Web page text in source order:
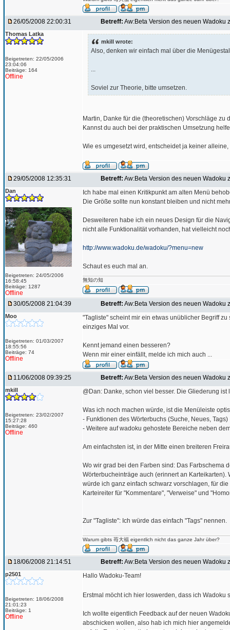
26/05/2008 22:00:31 Betreff: Aw:Beta Version des neuen Wadoku
Thomas Latka
Beigetreten: 22/05/2006
23:04:06
Beiträge: 164
Offline
mkill wrote:
Also, denken wir einfach mal über die
Soviel zur Theorie, bitte umsetzen.
Martin, Danke für die (theoretischen) Vorschläge
Kannst du auch bei der praktischen Umsetzung
Wie es umgesetzt wird, entscheidet ja keiner
29/05/2008 12:35:31 Betreff: Aw:Beta Version des neuen Wadoku
Dan
Beigetreten: 24/05/2006
16:58:45
Beiträge: 1287
Offline
Ich habe mal einen Kritikpunkt am alten Menü
Die Größe sollte nun konstant bleiben und nicht
Desweiteren habe ich ein neues Design für die
nicht alle Funktionalität vorhanden, hat vielleicht
http://www.wadoku.de/wadoku/?menu=new
Schaut es euch mal an.
無知の知
30/05/2008 21:04:39 Betreff: Aw:Beta Version des neuen Wadoku
Moo
Beigetreten: 01/03/2007
18:55:56
Beiträge: 74
Offline
"Tagliste" scheint mir ein etwas unüblicher Begriff
einziges Mal vor.
Kennt jemand einen besseren?
Wenn mir einer einfällt, melde ich mich auch ...
11/06/2008 09:39:25 Betreff: Aw:Beta Version des neuen Wadoku
mkill
Beigetreten: 23/02/2007
15:27:28
Beiträge: 460
Offline
@Dan: Danke, schon viel besser. Die Gliederung
Was ich noch machen würde, ist die Menüleiste
- Funktionen des Wörterbuchs (Suche, Neues, Tags)
- Weitere auf wadoku gehostete Bereiche neben
Am einfachsten ist, in der Mitte einen breiteren
Wo wir grad bei den Farben sind: Das Farbschema
Wörterbucheinträge auch (erinnert an
würde ich ganz einfach schwarz vorschlagen, für
Karteireiter für "Kommentare", "Verweise" und
Zur "Tagliste": Ich würde das einfach "Tags" nennen.
Warum gibts 苺大福 eigentlich nicht das ganze Jahr über?
18/06/2008 21:14:51 Betreff: Aw:Beta Version des neuen Wadoku
p2501
Beigetreten: 18/06/2008
21:01:23
Beiträge: 1
Offline
Hallo Wadoku-Team!
Erstmal möcht ich hier loswerden, dass ich
Ich wollte eigentlich Feedback auf der neuen
abschicken wollen, also hab ich mich hier